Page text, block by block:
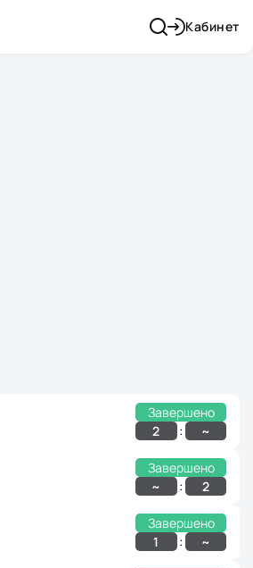
Кабинет
Завершено
2 : ~
Завершено
~ : 2
Завершено
1 : ~